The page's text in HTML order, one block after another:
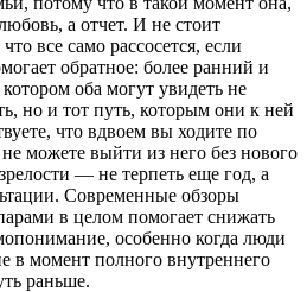
а отчет. И не стоит
все само рассосется, если
обратное: более ранний и
оба могут увидеть не
но и тот путь, которым они к ней
что вдвоем вы ходите по
можете выйти из него без нового
— не терпеть еще год, а
Современные обзоры
в целом помогает снижать
особенно когда люди
в момент полного внутреннего
раньше.